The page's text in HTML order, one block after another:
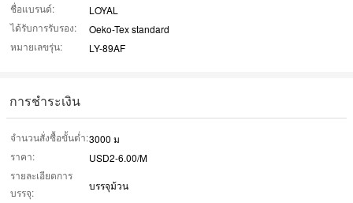
ชื่อแบรนด์:
LOYAL
ได้รับการรับรอง:
Oeko-Tex standard
หมายเลขรุ่น:
LY-89AF
การชำระเงิน
จำนวนสั่งซื้อขั้นต่ำ:3000 ม
ราคา:
USD2-6.00/M
รายละเอียดการ
บรรจุ:
บรรจุม้วน